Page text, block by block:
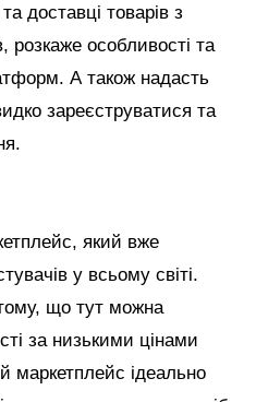
доставці товарів з
розкаже особливості та
А також надасть
зареєструватися та
який вже
у всьому світі.
що тут можна
за низькими цінами
маркетплейс ідеально